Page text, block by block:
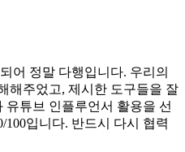
어 정말 다행입니다. 우리의
해주었고, 제시한 도구들을 잘
튜브 인플루언서 활용을 선
100입니다. 반드시 다시 협력